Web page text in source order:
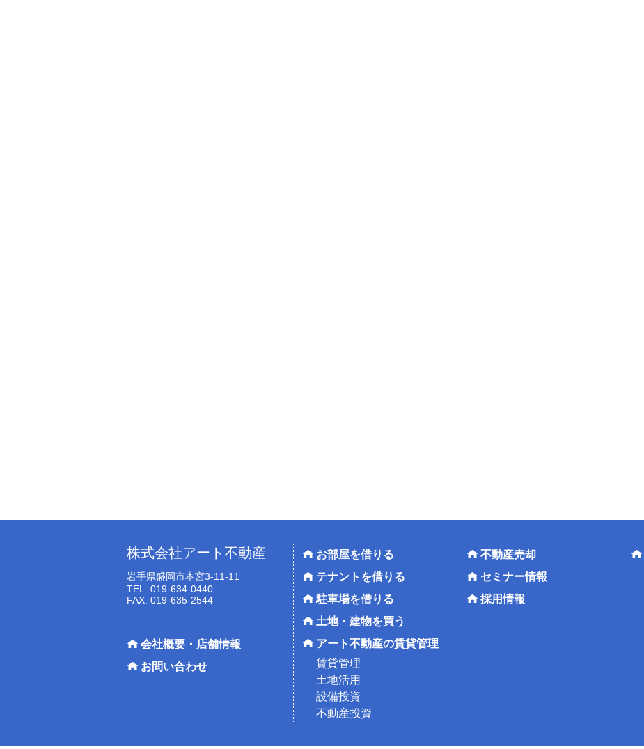
株式会社アート不動産
岩手県盛岡市本宮3-11-11
TEL: 019-634-0440
FAX: 019-635-2544
会社概要・店舗情報
お問い合わせ
お部屋を借りる
テナントを借りる
駐車場を借りる
土地・建物を買う
アート不動産の賃貸管理
賃貸管理
土地活用
設備投資
不動産投資
不動産売却
セミナー情報
採用情報